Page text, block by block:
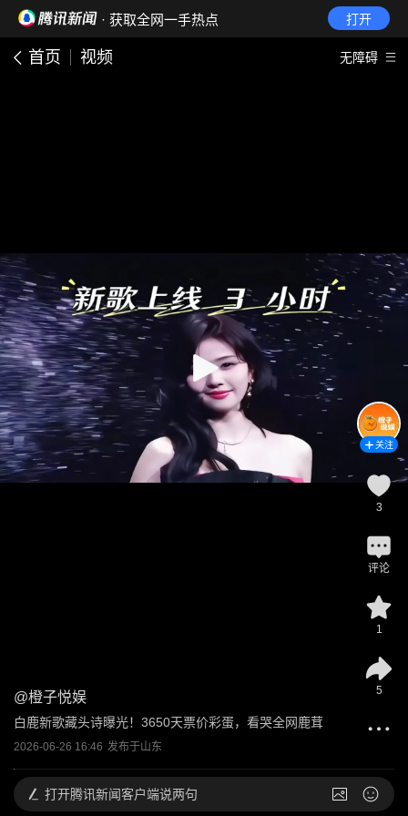
· 获取全网一手热点 打开
首页 视频 无障碍
@橙子悦娱
白鹿新歌藏头诗曝光！3650天票价彩蛋，看哭全网鹿茸
2026-06-26 16:46 发布于山东
关注
3
评论
1
5
打开腾讯新闻客户端说两句